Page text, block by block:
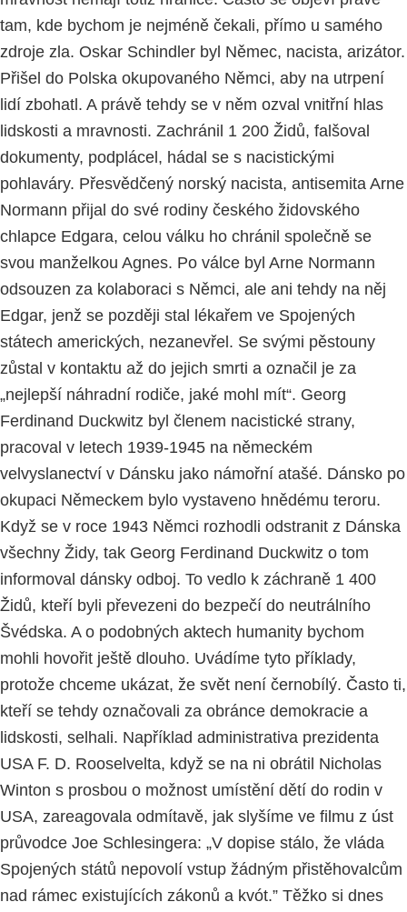
tam, kde bychom je nejméně čekali, přímo u samého
zdroje zla. Oskar Schindler byl Němec, nacista, arizátor.
Přišel do Polska okupovaného Němci, aby na utrpení
lidí zbohatl. A právě tehdy se v něm ozval vnitřní hlas
lidskosti a mravnosti. Zachránil 1 200 Židů, falšoval
dokumenty, podplácel, hádal se s nacistickými
pohlaváry. Přesvědčený norský nacista, antisemita Arne
Normann přijal do své rodiny českého židovského
chlapce Edgara, celou válku ho chránil společně se
svou manželkou Agnes. Po válce byl Arne Normann
odsouzen za kolaboraci s Němci, ale ani tehdy na něj
Edgar, jenž se později stal lékařem ve Spojených
státech amerických, nezanevřel. Se svými pěstouny
zůstal v kontaktu až do jejich smrti a označil je za
„nejlepší náhradní rodiče, jaké mohl mít“. Georg
Ferdinand Duckwitz byl členem nacistické strany,
pracoval v letech 1939-1945 na německém
velvyslanectví v Dánsku jako námořní atašé. Dánsko po
okupaci Německem bylo vystaveno hnědému teroru.
Když se v roce 1943 Němci rozhodli odstranit z Dánska
všechny Židy, tak Georg Ferdinand Duckwitz o tom
informoval dánsky odboj. To vedlo k záchraně 1 400
Židů, kteří byli převezeni do bezpečí do neutrálního
Švédska. A o podobných aktech humanity bychom
mohli hovořit ještě dlouho. Uvádíme tyto příklady,
protože chceme ukázat, že svět není černobílý. Často ti,
kteří se tehdy označovali za obránce demokracie a
lidskosti, selhali. Například administrativa prezidenta
USA F. D. Rooselvelta, když se na ni obrátil Nicholas
Winton s prosbou o možnost umístění dětí do rodin v
USA, zareagovala odmítavě, jak slyšíme ve filmu z úst
průvodce Joe Schlesingera: „V dopise stálo, že vláda
Spojených států nepovolí vstup žádným přistěhovalcům
nad rámec existujících zákonů a kvót.” Těžko si dnes